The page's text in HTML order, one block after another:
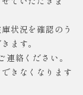
状況を確認のう
ます。
絡ください。
きなくなります